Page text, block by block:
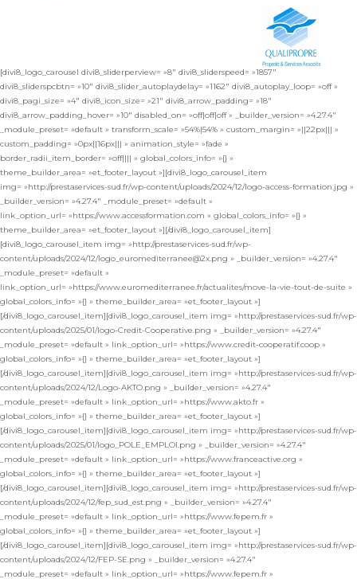
[divi8_logo_carousel divi8_sliderperview= »8″ divi8_sliderspeed= »1857″
divi8_sliderspcbtn= »10″ divi8_slider_autoplaydelay= »1162″ divi8_autoplay_loop= »off »
divi8_pagi_size= »4″ divi8_icon_size= »21″ divi8_arrow_padding= »18″
divi8_arrow_padding_hover= »10″ disabled_on= »off|off|off » _builder_version= »4.27.4″
_module_preset= »default » transform_scale= »54%|54% » custom_margin= »||22px||| »
custom_padding= »0px||16px||| » animation_style= »fade »
border_radii_item_border= »off|||| » global_colors_info= »{} »
theme_builder_area= »et_footer_layout »][divi8_logo_carousel_item
img= »http://prestaservices-sud.fr/wp-content/uploads/2024/12/logo-access-formation.jpg »
_builder_version= »4.27.4″ _module_preset= »default »
link_option_url= »https://www.accessformation.com » global_colors_info= »{} »
theme_builder_area= »et_footer_layout »][/divi8_logo_carousel_item]
[divi8_logo_carousel_item img= »http://prestaservices-sud.fr/wp-
content/uploads/2024/12/logo_euromediterranee@2x.png » _builder_version= »4.27.4″
_module_preset= »default »
link_option_url= »https://www.euromediterranee.fr/actualites/move-la-vie-tout-de-suite »
global_colors_info= »{} » theme_builder_area= »et_footer_layout »]
[/divi8_logo_carousel_item][divi8_logo_carousel_item img= »http://prestaservices-sud.fr/wp-
content/uploads/2025/01/logo-Credit-Cooperative.png » _builder_version= »4.27.4″
_module_preset= »default » link_option_url= »https://www.credit-cooperatif.coop »
global_colors_info= »{} » theme_builder_area= »et_footer_layout »]
[/divi8_logo_carousel_item][divi8_logo_carousel_item img= »http://prestaservices-sud.fr/wp-
content/uploads/2024/12/Logo-AKTO.png » _builder_version= »4.27.4″
_module_preset= »default » link_option_url= »https://www.akto.fr »
global_colors_info= »{} » theme_builder_area= »et_footer_layout »]
[/divi8_logo_carousel_item][divi8_logo_carousel_item img= »http://prestaservices-sud.fr/wp-
content/uploads/2025/01/logo_POLE_EMPLOI.png » _builder_version= »4.27.4″
_module_preset= »default » link_option_url= »https://www.franceactive.org »
global_colors_info= »{} » theme_builder_area= »et_footer_layout »]
[/divi8_logo_carousel_item][divi8_logo_carousel_item img= »http://prestaservices-sud.fr/wp-
content/uploads/2024/12/fep_sud_est.png » _builder_version= »4.27.4″
_module_preset= »default » link_option_url= »https://www.fepem.fr »
global_colors_info= »{} » theme_builder_area= »et_footer_layout »]
[/divi8_logo_carousel_item][divi8_logo_carousel_item img= »http://prestaservices-sud.fr/wp-
content/uploads/2024/12/FEP-SE.png » _builder_version= »4.27.4″
_module_preset= »default » link_option_url= »https://www.fepem.fr »